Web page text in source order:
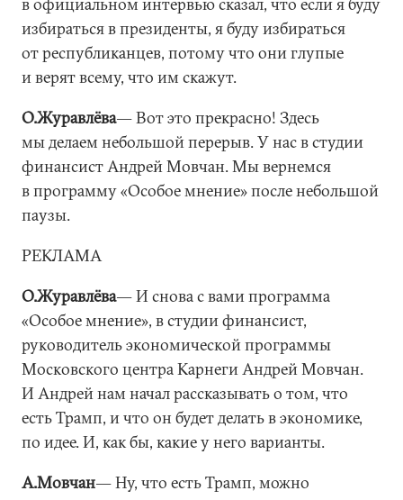
избираться в президенты, я буду избираться
от республиканцев, потому что они глупые
и верят всему, что им скажут.
О.Журавлёва― Вот это прекрасно! Здесь
мы делаем небольшой перерыв. У нас в студии
финансист Андрей Мовчан. Мы вернемся
в программу «Особое мнение» после небольшой
паузы.
РЕКЛАМА
О.Журавлёва― И снова с вами программа
«Особое мнение», в студии финансист,
руководитель экономической программы
Московского центра Карнеги Андрей Мовчан.
И Андрей нам начал рассказывать о том, что
есть Трамп, и что он будет делать в экономике,
по идее. И, как бы, какие у него варианты.
А.Мовчан― Ну, что есть Трамп, можно